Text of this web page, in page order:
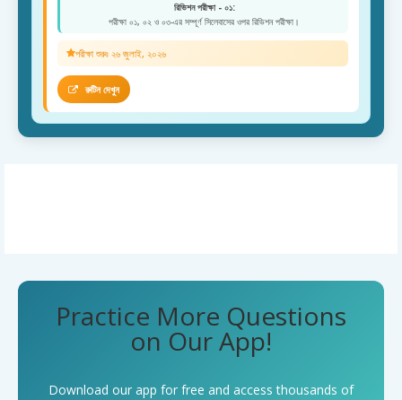
রিভিশন পরীক্ষা - ০১:
পরীক্ষা ০১, ০২ ও ০৩-এর সম্পূর্ণ সিলেবাসের ওপর রিভিশন পরীক্ষা।
পরীক্ষা শুরুঃ ২৬ জুলাই, ২০২৬
রুটিন দেখুন
Practice More Questions
on Our App!
Download our app for free and access thousands of